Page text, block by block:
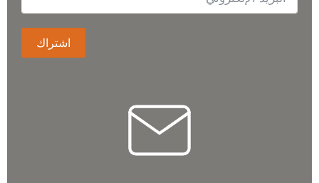
كيف تشتري تلسكوبك الأول
كتالوج منتجات مجهر سيليسترون
اشتراك